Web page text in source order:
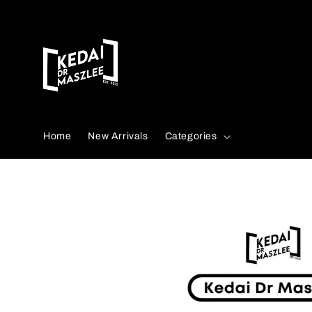
Home New Arrivals Categories